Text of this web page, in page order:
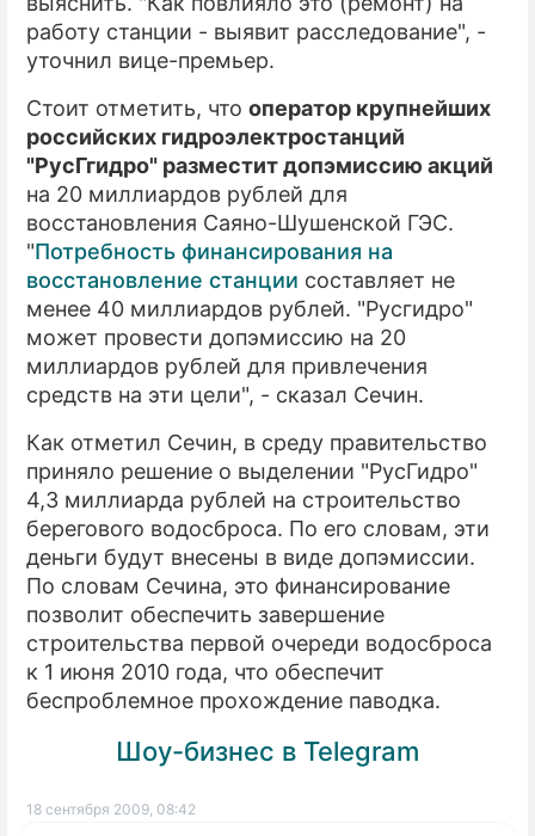
работу станции - выявит расследование", -
уточнил вице-премьер.
Стоит отметить, что оператор крупнейших
российских гидроэлектростанций
"РусГгидро" разместит допэмиссию акций
на 20 миллиардов рублей для
восстановления Саяно-Шушенской ГЭС.
"Потребность финансирования на
восстановление станции составляет не
менее 40 миллиардов рублей. "Русгидро"
может провести допэмиссию на 20
миллиардов рублей для привлечения
средств на эти цели", - сказал Сечин.
Как отметил Сечин, в среду правительство
приняло решение о выделении "РусГидро"
4,3 миллиарда рублей на строительство
берегового водосброса. По его словам, эти
деньги будут внесены в виде допэмиссии.
По словам Сечина, это финансирование
позволит обеспечить завершение
строительства первой очереди водосброса
к 1 июня 2010 года, что обеспечит
беспроблемное прохождение паводка.
Шоу-бизнес в Telegram
18 сентября 2009, 08:42